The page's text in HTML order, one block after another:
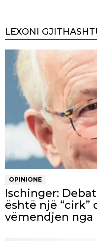
LEXONI
OPINIONE
Ischinger:
është një “cirk”
vëmendjen nga